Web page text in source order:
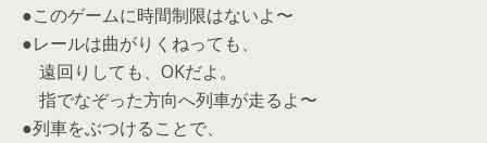
●このゲームに時間制限はないよ〜
●レールは曲がりくねっても、
遠回りしても、OKだよ。
指でなぞった方向へ列車が走るよ〜
●列車をぶつけることで、